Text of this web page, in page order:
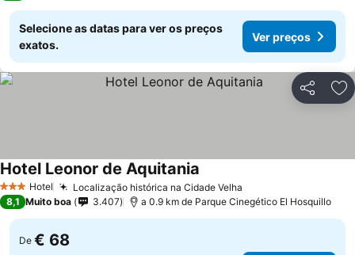
Selecione as datas para ver os preços
exatos.
Ver preços
Partilhar
3 EstrelasHotel Localização histórica na Cidade Velha
Hotel Leonor de Aquitania
8,1 Muito boa 3.407 a 0.9 km de Parque Cinegético El Hosquillo
De € 68